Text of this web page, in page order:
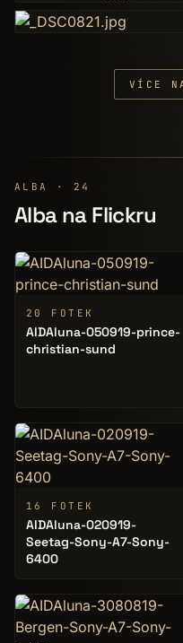
VÍCE
ALBA · 24
Alba na Flickru
20 FOTEK
AIDAluna-050919-prince-
christian-sund
16 FOTEK
AIDAluna-020919-
Seetag-Sony-A7-Sony-
6400